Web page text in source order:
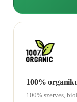
100%
100% szerves,